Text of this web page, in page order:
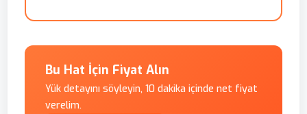
Bu Hat İçin Fiyat Alın
Yük detayını söyleyin, 10 dakika içinde net fiyat
verelim.